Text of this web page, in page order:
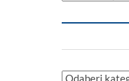
Kategorije